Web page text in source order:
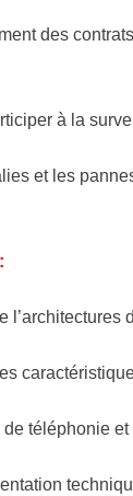
des
à la
et les
l’architectures
téléphonie